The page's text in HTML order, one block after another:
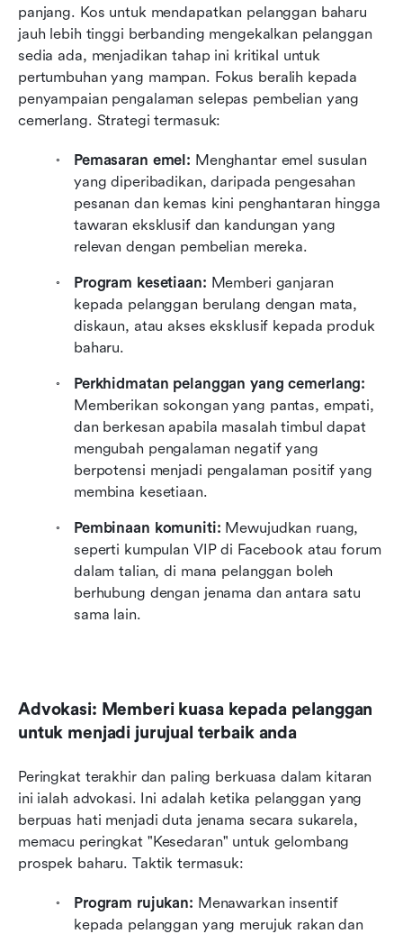
panjang. Kos untuk mendapatkan pelanggan baharu
jauh lebih tinggi berbanding mengekalkan pelanggan
sedia ada, menjadikan tahap ini kritikal untuk
pertumbuhan yang mampan. Fokus beralih kepada
penyampaian pengalaman selepas pembelian yang
cemerlang. Strategi termasuk:
Pemasaran emel: Menghantar emel susulan
yang diperibadikan, daripada pengesahan
pesanan dan kemas kini penghantaran hingga
tawaran eksklusif dan kandungan yang
relevan dengan pembelian mereka.
Program kesetiaan: Memberi ganjaran
kepada pelanggan berulang dengan mata,
diskaun, atau akses eksklusif kepada produk
baharu.
Perkhidmatan pelanggan yang cemerlang:
Memberikan sokongan yang pantas, empati,
dan berkesan apabila masalah timbul dapat
mengubah pengalaman negatif yang
berpotensi menjadi pengalaman positif yang
membina kesetiaan.
Pembinaan komuniti: Mewujudkan ruang,
seperti kumpulan VIP di Facebook atau forum
dalam talian, di mana pelanggan boleh
berhubung dengan jenama dan antara satu
sama lain.
Advokasi: Memberi kuasa kepada pelanggan
untuk menjadi jurujual terbaik anda
Peringkat terakhir dan paling berkuasa dalam kitaran
ini ialah advokasi. Ini adalah ketika pelanggan yang
berpuas hati menjadi duta jenama secara sukarela,
memacu peringkat "Kesedaran" untuk gelombang
prospek baharu. Taktik termasuk:
Program rujukan: Menawarkan insentif
kepada pelanggan yang merujuk rakan dan